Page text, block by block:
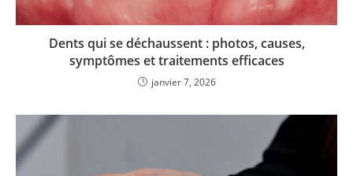
Dents qui se déchaussent : photos, causes,
symptômes et traitements efficaces
janvier 7, 2026